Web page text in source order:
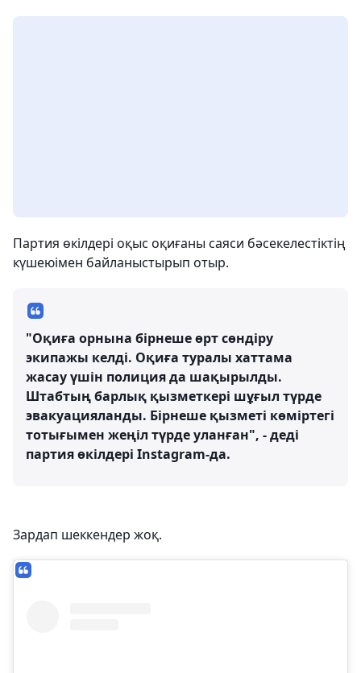
Партия өкілдері оқыс оқиғаны саяси бәсекелестіктің
күшеюімен байланыстырып отыр.
"Оқиға орнына бірнеше өрт сөндіру
экипажы келді. Оқиға туралы хаттама
жасау үшін полиция да шақырылды.
Штабтың барлық қызметкері шұғыл түрде
эвакуацияланды. Бірнеше қызметі көміртегі
тотығымен жеңіл түрде уланған", - деді
партия өкілдері Instagram-да.
Зардап шеккендер жоқ.